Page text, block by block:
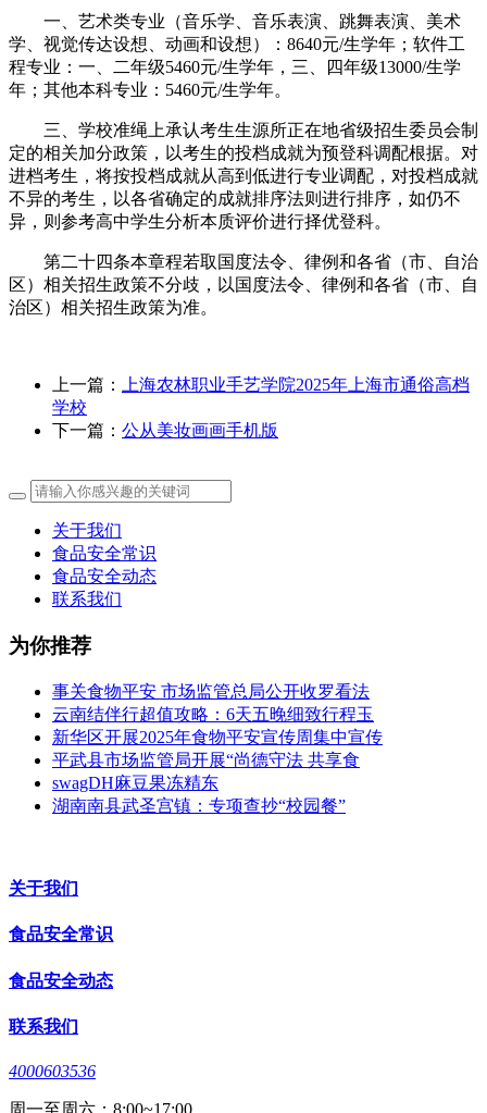
一、艺术类专业（音乐学、音乐表演、跳舞表演、美术
学、视觉传达设想、动画和设想）：8640元/生学年；软件工
程专业：一、二年级5460元/生学年，三、四年级13000/生学
年；其他本科专业：5460元/生学年。
三、学校准绳上承认考生生源所正在地省级招生委员会制
定的相关加分政策，以考生的投档成就为预登科调配根据。对
进档考生，将按投档成就从高到低进行专业调配，对投档成就
不异的考生，以各省确定的成就排序法则进行排序，如仍不
异，则参考高中学生分析本质评价进行择优登科。
第二十四条本章程若取国度法令、律例和各省（市、自治
区）相关招生政策不分歧，以国度法令、律例和各省（市、自
治区）相关招生政策为准。
上一篇： 上海农林职业手艺学院2025年上海市通俗高档
学校
下一篇： 公从美妆画画手机版
关于我们
食品安全常识
食品安全动态
联系我们
为你推荐
事关食物平安 市场监管总局公开收罗看法
云南结伴行超值攻略：6天五晚细致行程玉
新华区开展2025年食物平安宣传周集中宣传
平武县市场监管局开展“尚德守法 共享食
swagDH麻豆果冻精东
湖南南县武圣宫镇：专项查抄“校园餐”
关于我们
食品安全常识
食品安全动态
联系我们
4000603536